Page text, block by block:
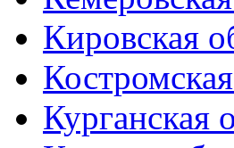
Кировская
Курганская